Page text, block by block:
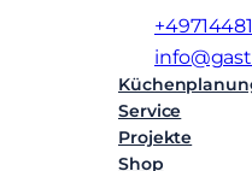
Service
Projekte
Shop